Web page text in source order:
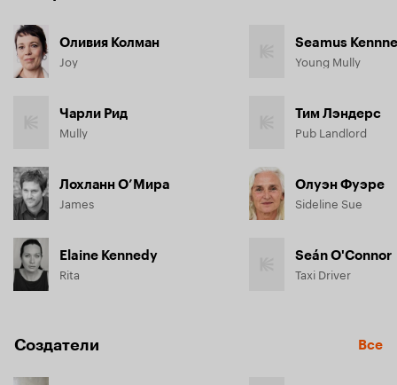
Оливия Колман
Joy
Чарли Рид
Mully
Лохланн О’Мира
James
Elaine Kennedy
Rita
Seamus
Young Mully
Тим Лэндерс
Pub Landlord
Олуэн Фуэре
Sideline Sue
Seán O'Connor
Taxi Driver
Создатели Все